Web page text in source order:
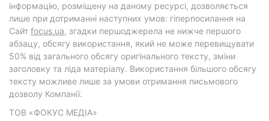
інформацію, розміщену на даному ресурсі, дозволяється
лише при дотриманні наступних умов: гіперпосилання на
Cайт focus.ua, згадки першоджерела не нижче першого
абзацу, обсягу використання, який не може перевищувати
50% від загального обсягу оригінального тексту, зміни
заголовку та ліда матеріалу. Використання більшого обсягу
тексту можливе лише за умови отримання письмового
дозволу Компанії.
ТОВ «ФОКУС МЕДІА»